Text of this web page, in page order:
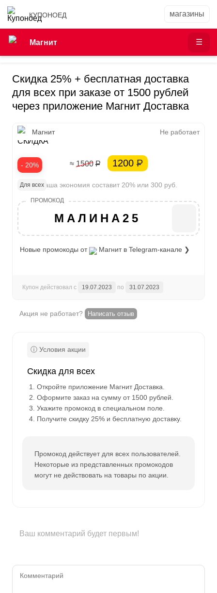
КУПОНОЕД
Магнит
Скидка 25% + бесплатная доставка
для всех при заказе от 1500 рублей
через приложение Магнит Доставка
- 20%
25%
СКИДКА
Магнит Не работает
≈ 1500 Р 1200 Р
Ваша экономия составит 20% или 300 руб.
МАЛИНА25
Новые промокоды от Магнитв Telegram-канале ❯
Для всех
Купон действовал с 19.07.2023 по 31.07.2023
Акция не работает? Написать отзыв
Скидка для всех
Откройте приложение Магнит Доставка.
Оформите заказ на сумму от 1500 рублей.
Укажите промокод в специальном поле.
Получите скидку 25% и бесплатную доставку.
Промокод действует для всех пользователей.
Некоторые из представленных промокодов
могут не действовать на товары по акции.
Ваш комментарий будет первым!